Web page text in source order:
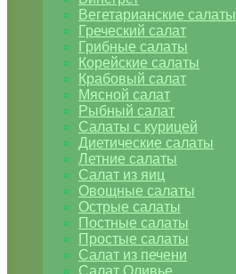
Вегетарианские салаты
Греческий салат
Грибные салаты
Корейские салаты
Крабовый салат
Мясной салат
Рыбный салат
Салаты с курицей
Диетические салаты
Летние салаты
Салат из яиц
Овощные салаты
Острые салаты
Постные салаты
Простые салаты
Салат из печени
Салат Оливье